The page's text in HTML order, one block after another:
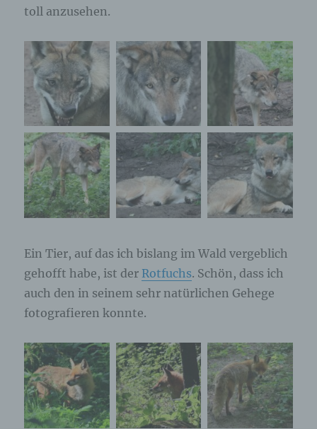
toll anzusehen.
Ein Tier, auf das ich bislang im Wald vergeblich
gehofft habe, ist der Rotfuchs. Schön, dass ich
auch den in seinem sehr natürlichen Gehege
fotografieren konnte.